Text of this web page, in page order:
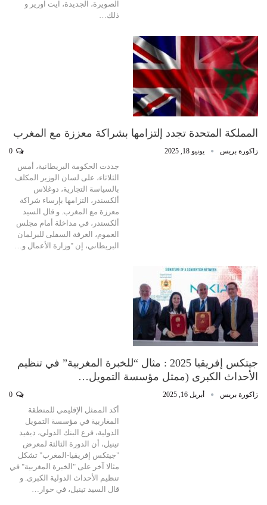
الصويرة، الجديدة، ايت اورير و
ذلك…
المملكة المتحدة تجدد إلتزامها بشراكة معززة مع المغرب
زاكورة بريس يونيو 18, 2025
جددت الحكومة البريطانية، أمس
الثلاثاء، على لسان الوزير المكلف
بالسياسة التجارية، دوغلاس
ألكسندر، التزامها بإرساء شراكة
معززة مع المغرب. و قال السيد
ألكسندر، في مداخلة أمام مجلس
العموم، الغرفة السفلى للبرلمان
البريطاني، إن "وزارة الأعمال و…
جيتكس إفريقيا 2025 : مثال “للخبرة المغربية” في تنظيم
الأحداث الكبرى (ممثل مؤسسة التمويل…
زاكورة بريس أبريل 16, 2025
أكد الممثل الإقليمي للمنطقة
المغاربية في مؤسسة التمويل
الدولية، فرع البنك الدولي، ديفيد
تينيل، أن الدورة الثالثة لمعرض
"جيتكس إفريقيا-المغرب" تشكل
مثالا آخر على "الخبرة المغربية" في
تنظيم الأحداث الدولية الكبرى. و
قال السيد تينيل، في حوار…